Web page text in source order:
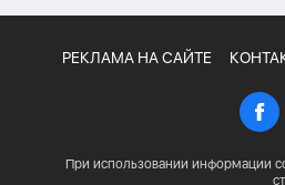
РЕКЛАМА НА САЙТЕ
При использовании информации